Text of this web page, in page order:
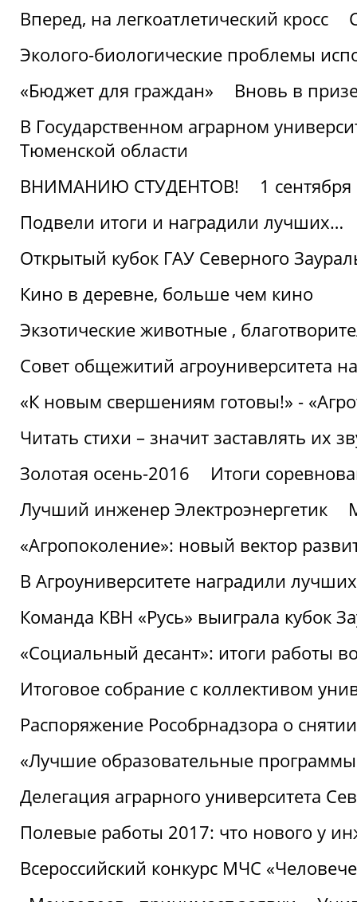
Вперед, на легкоатлетический кросс
Эколого-биологические проблемы
«Бюджет для граждан»
Вновь в
В Государственном аграрном
Тюменской области
ВНИМАНИЮ СТУДЕНТОВ!
1 сентября
Подвели итоги и наградили лучших…
Открытый кубок ГАУ Северного
Кино в деревне, больше чем кино
Экзотические животные ,
Совет общежитий агроуниверситета
«К новым свершениям готовы!» -
Читать стихи – значит заставлять их
Золотая осень-2016
Итоги
Лучший инженер Электроэнергетик
«Агропоколение»: новый вектор
В Агроуниверситете наградили
Команда КВН «Русь» выиграла кубок
«Социальный десант»: итоги работы
Итоговое собрание с коллективом
Распоряжение Рособрнадзора о
«Лучшие образовательные
Делегация аграрного университета
Полевые работы 2017: что нового у
Всероссийский конкурс МЧС